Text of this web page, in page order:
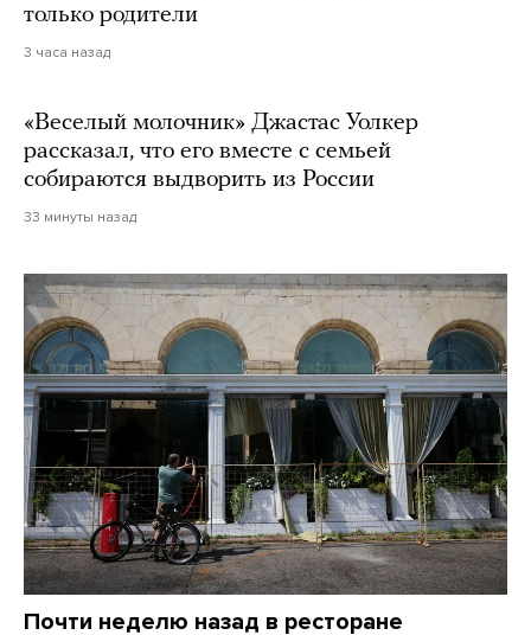
только родители
3 часа назад
«Веселый молочник» Джастас Уолкер
рассказал, что его вместе с семьей
собираются выдворить из России
33 минуты назад
Почти неделю назад в ресторане